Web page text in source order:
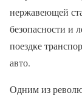
нержавеющей
безопасности и
поездке
авто.
Одним из